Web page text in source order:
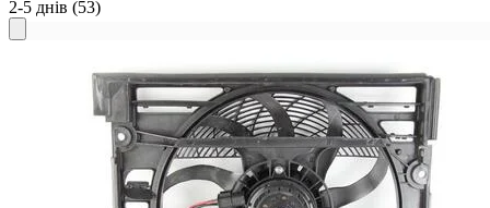
2-5 днів (53)